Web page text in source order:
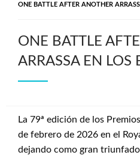
ONE BATTLE AFTER ANOTHER
ONE BATTLE
ARRASSA EN LOS
La 79ª edición de los
de febrero de 2026 en el
dejando como gran